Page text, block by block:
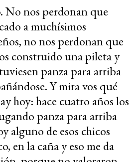
No nos perdonan que
a muchísimos
no nos perdonan que
construido una pileta y
panza para arriba
Y mira vos qué
hoy: hace cuatro años los
panza para arriba
alguno de esos chicos
en la caña y eso me da